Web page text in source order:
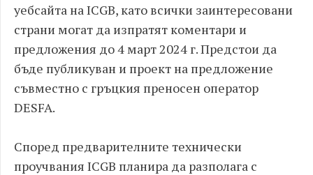
уебсайта на ICGB, като всички заинтересовани
страни могат да изпратят коментари и
предложения до 4 март 2024 г. Предстои да
бъде публикуван и проект на предложение
съвместно с гръцкия преносен оператор
DESFA.
Според предварителните технически
проучвания ICGB планира да разполага с